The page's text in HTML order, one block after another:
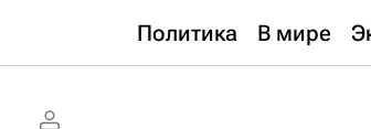
Политика В мире